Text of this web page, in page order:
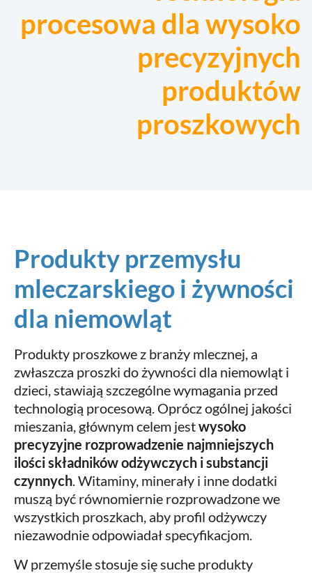
procesowa dla wysoko
precyzyjnych
produktów
proszkowych
Produkty przemysłu
mleczarskiego i żywności
dla niemowląt
Produkty proszkowe z branży mlecznej, a
zwłaszcza proszki do żywności dla niemowląt i
dzieci, stawiają szczególne wymagania przed
technologią procesową. Oprócz ogólnej jakości
mieszania, głównym celem jestwysoko
precyzyjne rozprowadzenie najmniejszych
ilości składników odżywczych i substancji
czynnych. Witaminy, minerały i inne dodatki
muszą być równomiernie rozprowadzone we
wszystkich proszkach, aby profil odżywczy
niezawodnie odpowiadał specyfikacjom.
W przemyśle stosuje się suche produkty